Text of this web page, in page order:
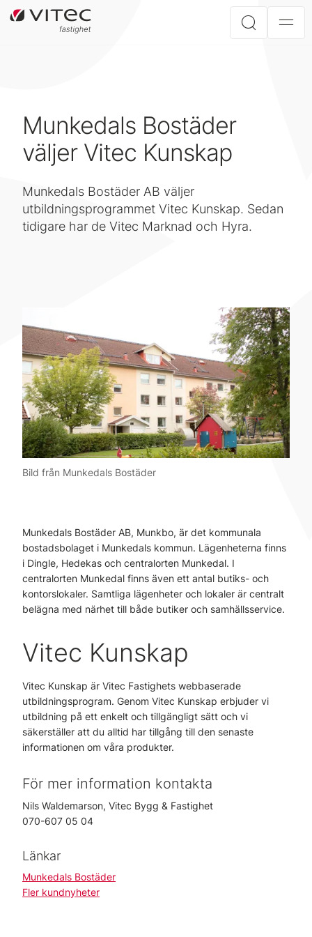
Munkedals Bostäder
väljer Vitec Kunskap
Munkedals Bostäder AB väljer
utbildningsprogrammet Vitec Kunskap. Sedan
tidigare har de Vitec Marknad och Hyra.
Bild från Munkedals Bostäder
Munkedals Bostäder AB, Munkbo, är det kommunala
bostadsbolaget i Munkedals kommun. Lägenheterna finns
i Dingle, Hedekas och centralorten Munkedal. I
centralorten Munkedal finns även ett antal butiks- och
kontorslokaler. Samtliga lägenheter och lokaler är centralt
belägna med närhet till både butiker och samhällsservice.
Vitec Kunskap
Vitec Kunskap är Vitec Fastighets webbaserade
utbildningsprogram. Genom Vitec Kunskap erbjuder vi
utbildning på ett enkelt och tillgängligt sätt och vi
säkerställer att du alltid har tillgång till den senaste
informationen om våra produkter.
För mer information kontakta
Nils Waldemarson, Vitec Bygg & Fastighet
070-607 05 04
Länkar
Munkedals Bostäder
Fler kundnyheter